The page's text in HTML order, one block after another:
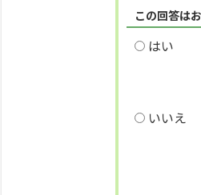
この回答は
はい
いいえ